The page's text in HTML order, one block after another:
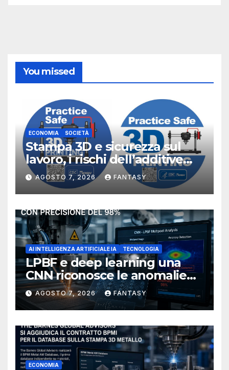
You missed
ECONOMIA SOCIETÀ
Stampa 3D e sicurezza sul
lavoro, i rischi dell’additive
manufacturing secondo
NIOSH
AGOSTO 7, 2026 FANTASY
AI INTELLIGENZA ARTIFICIALE IA TECNOLOGIA
LPBF e deep learning una
CNN riconosce le anomalie
del bagno di fusione
AGOSTO 7, 2026 FANTASY
ECONOMIA